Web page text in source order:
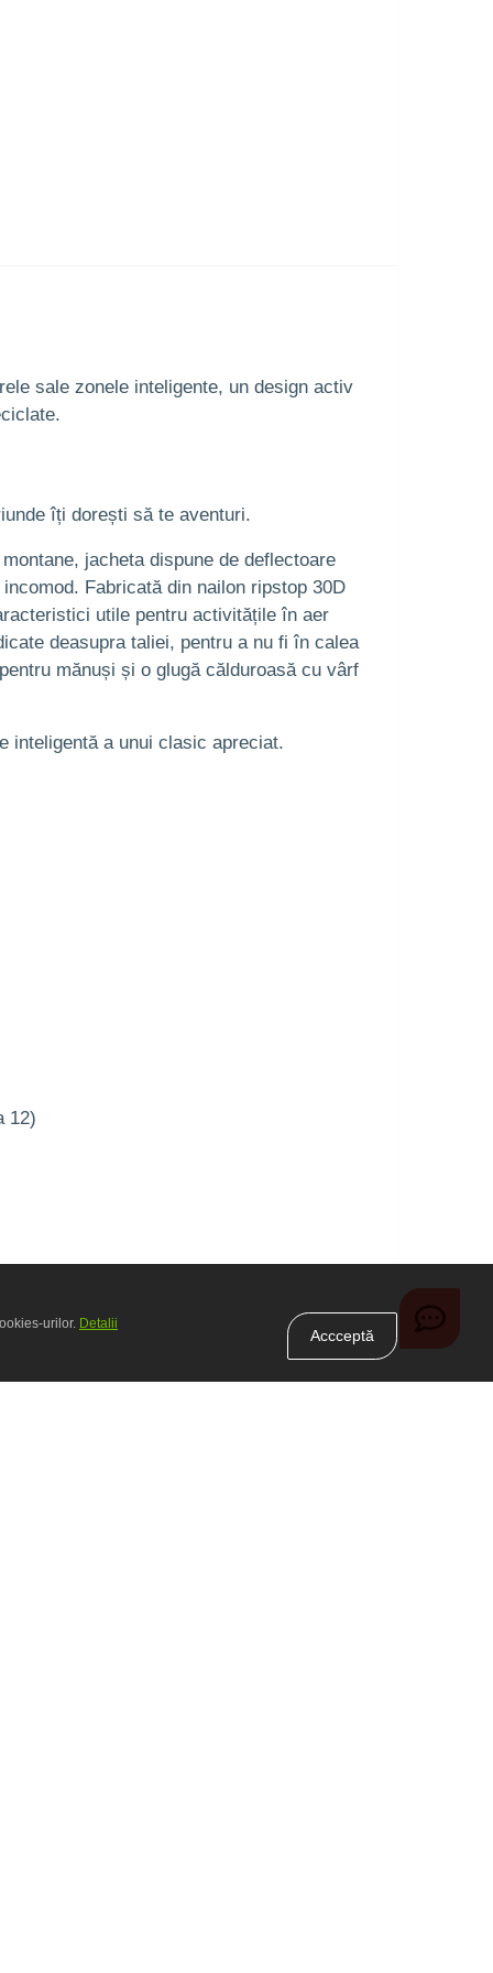
sale zonele inteligente, un design activ
îți dorești să te aventuri.
jacheta dispune de deflectoare
Fabricată din nailon ripstop 30D
utile pentru activitățile în aer
deasupra taliei, pentru a nu fi în calea
mănuși și o glugă călduroasă cu vârf
inteligentă a unui clasic apreciat.
12)
urilor. Detalii
Accceptă